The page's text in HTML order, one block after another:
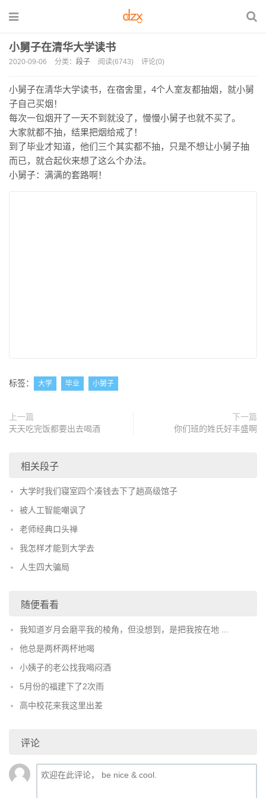
小舅子在清华大学读书
2020-09-06 分类： 段子 阅读(6743) 评论(0)
小舅子在清华大学读书，在宿舍里，4个人室友都抽烟，就小舅
子自己买烟！
每次一包烟开了一天不到就没了，慢慢小舅子也就不买了。
大家就都不抽，结果把烟给戒了！
到了毕业才知道，他们三个其实都不抽，只是不想让小舅子抽
而已，就合起伙来想了这么个办法。
小舅子：满满的套路啊！
标签： 大学 毕业 小舅子
上一篇
天天吃完饭都要出去喝酒
下一篇
你们班的姓氏好丰盛啊
相关段子
大学时我们寝室四个凑钱去下了趟高级馆子
被人工智能嘲讽了
老师经典口头禅
我怎样才能到大学去
人生四大骗局
随便看看
我知道岁月会磨平我的棱角，但没想到，是把我按在地 ...
他总是两杯两杯地喝
小姨子的老公找我喝闷酒
5月份的福建下了2次雨
高中校花来我这里出差
评论